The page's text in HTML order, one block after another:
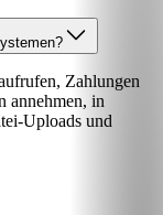
Zahlungen
annehmen, in
Uploads und